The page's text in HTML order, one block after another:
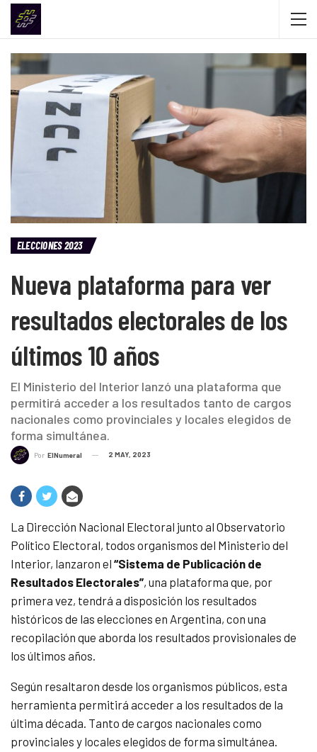
ELECCIONES 2023
Nueva plataforma para ver
resultados electorales de los
últimos 10 años
El Ministerio del Interior lanzó una plataforma que
permitirá acceder a los resultados tanto de cargos
nacionales como provinciales y locales elegidos de
forma simultánea.
Por ElNumeral 2 MAY, 2023
La Dirección Nacional Electoral junto al Observatorio
Político Electoral, todos organismos del Ministerio del
Interior, lanzaron el “Sistema de Publicación de
Resultados Electorales”, una plataforma que, por
primera vez, tendrá a disposición los resultados
históricos de las elecciones en Argentina, con una
recopilación que aborda los resultados provisionales de
los últimos años.
Según resaltaron desde los organismos públicos, esta
herramienta permitirá acceder a los resultados de la
última década. Tanto de cargos nacionales como
provinciales y locales elegidos de forma simultánea.